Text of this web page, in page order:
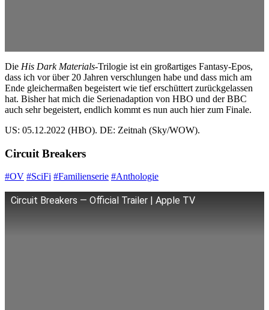
Die His Dark Materials-Trilogie ist ein großartiges Fantasy-Epos,
dass ich vor über 20 Jahren verschlungen habe und dass mich am
Ende gleichermaßen begeistert wie tief erschüttert zurückgelassen
hat. Bisher hat mich die Serienadaption von HBO und der BBC
auch sehr begeistert, endlich kommt es nun auch hier zum Finale.
US: 05.12.2022 (HBO). DE: Zeitnah (Sky/WOW).
Circuit Breakers
#OV #SciFi #Familienserie #Anthologie
Circuit Breakers — Official Trailer | Apple TV